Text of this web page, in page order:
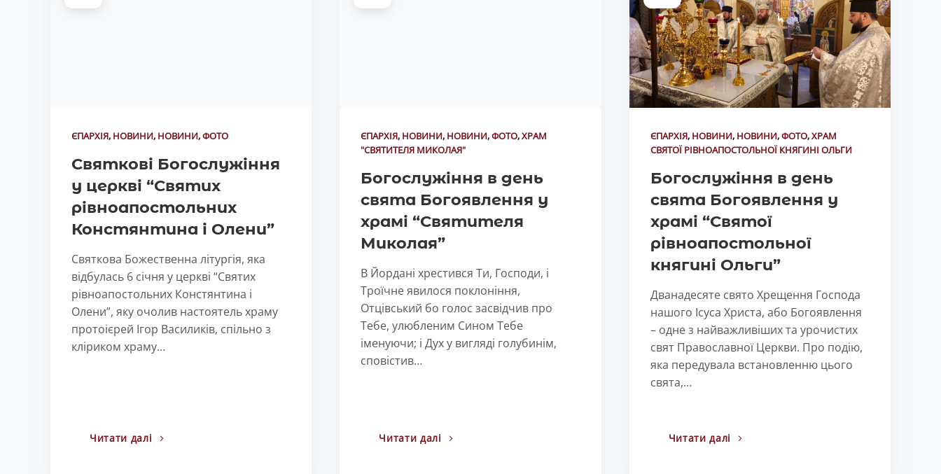
ЄПАРХІЯ, НОВИНИ, НОВИНИ,ФОТО
Святкові Богослужіння
у церкві “Святих
рівноапостольних
Констянтина і Олени”
Святкова Божественна літургія, яка
відбулась 6 січня у церкві “Святих
рівноапостольних Констянтина і
Олени”, яку очолив настоятель храму
протоієрей Ігор Василиків, спільно з
кліриком храму…
Читати далі
ЄПАРХІЯ, НОВИНИ, НОВИНИ,ФОТО,ХРАМ
"СВЯТИТЕЛЯ МИКОЛАЯ"
Богослужіння в день
свята Богоявлення у
храмі “Святителя
Миколая”
В Йордані хрестився Ти, Господи, і
Троїчне явилося поклоніння,
Отцівський бо голос засвідчив про
Тебе, улюбленим Сином Тебе
іменуючи; і Дух у вигляді голубинім,
сповістив…
Читати далі
ЄПАРХІЯ, НОВИНИ, НОВИНИ,ФОТО,ХРАМ
СВЯТОЇ РІВНОАПОСТОЛЬНОЇ КНЯГИНІ ОЛЬГИ
Богослужіння в день
свята Богоявлення у
храмі “Святої
рівноапостольної
княгині Ольги”
Дванадесяте свято Хрещення Господа
нашого Ісуса Христа, або Богоявлення
– одне з найважливіших та урочистих
свят Православної Церкви. Про подію,
яка передувала встановленню цього
свята,…
Читати далі